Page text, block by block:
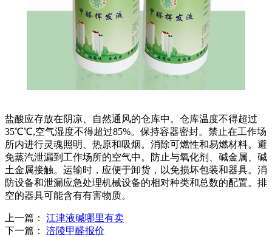
盐酸应存放在阴凉、自然通风的仓库中。仓库温度不得超过
35℃℃,空气湿度不得超过85%。保持容器密封。禁止在工作场
所内进行灵魂照明、热原和吸烟。消除可燃性和易燃材料。避
免蒸汽泄漏到工作场所的空气中。防止与氧化剂、碱金属、碱
土金属接触。运输时，应便于卸货，以免损坏包装和器具。消
防设备和泄漏应急处理机械设备的相对种类和总数的配置。排
空的器具可能含有有害物质。
上一篇： 江津液碱哪里有卖
下一篇： 涪陵甲醛报价